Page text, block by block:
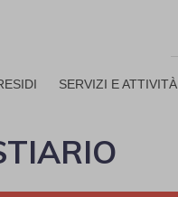
SERVIZI E ATTIVITÀ